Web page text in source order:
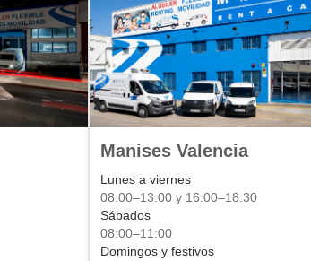
Manises Valencia
Lunes a viernes
08:00–13:00 y 16:00–18:30
Sábados
08:00–11:00
Domingos y festivos